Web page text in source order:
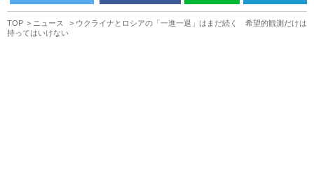
TOP ニュース
ウクライナとロシアの「一進一退」はまだ続く 希望的観測だけは
持ってはいけない